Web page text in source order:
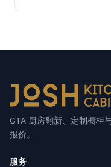
GTA 厨房翻新、定制橱柜
报价。
服务